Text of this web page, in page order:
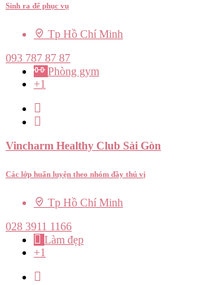
Sinh ra để phục vụ
Tp Hồ Chí Minh
093 787 87 87
Phòng gym
+1
Vincharm Healthy Club Sài Gòn
Các lớp huấn luyện theo nhóm đầy thú vị
Tp Hồ Chí Minh
028 3911 1166
Làm đẹp
+1